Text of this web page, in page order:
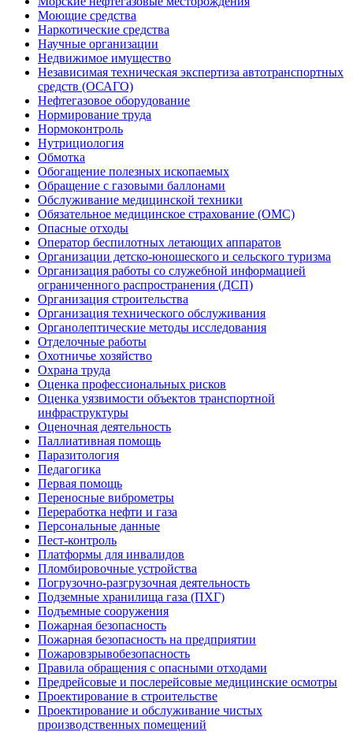
Моющие средства
Наркотические средства
Научные организации
Недвижимое имущество
Независимая техническая экспертиза автотранспортных
средств (ОСАГО)
Нефтегазовое оборудование
Нормирование труда
Нормоконтроль
Нутрициология
Обмотка
Обогащение полезных ископаемых
Обращение с газовыми баллонами
Обслуживание медицинской техники
Обязательное медицинское страхование (ОМС)
Опасные отходы
Оператор беспилотных летающих аппаратов
Организации детско-юношеского и сельского туризма
Организация работы со служебной информацией
ограниченного распространения (ДСП)
Организация строительства
Организация технического обслуживания
Органолептические методы исследования
Отделочные работы
Охотничье хозяйство
Охрана труда
Оценка профессиональных рисков
Оценка уязвимости объектов транспортной
инфраструктуры
Оценочная деятельность
Паллиативная помощь
Паразитология
Педагогика
Первая помощь
Переносные виброметры
Переработка нефти и газа
Персональные данные
Пест-контроль
Платформы для инвалидов
Пломбировочные устройства
Погрузочно-разгрузочная деятельность
Подземные хранилища газа (ПХГ)
Подъемные сооружения
Пожарная безопасность
Пожарная безопасность на предприятии
Пожаровзрывобезопасность
Правила обращения с опасными отходами
Предрейсовые и послерейсовые медицинские осмотры
Проектирование в строительстве
Проектирование и обслуживание чистых
производственных помещений